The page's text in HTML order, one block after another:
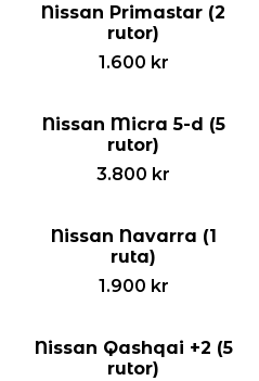
Nissan Primastar (2
rutor)
1.600 kr
Nissan Micra 5-d (5
rutor)
3.800 kr
Nissan Navarra (1
ruta)
1.900 kr
Nissan Qashqai +2 (5
rutor)